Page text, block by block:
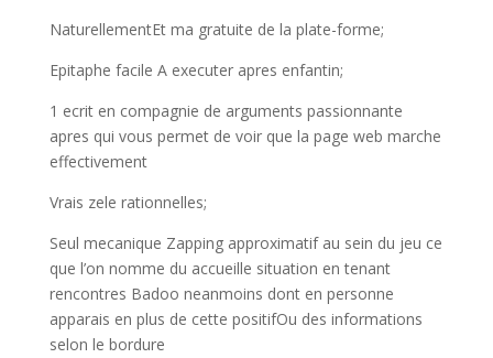
NaturellementEt ma gratuite de la plate-forme;
Epitaphe facile A executer apres enfantin;
1 ecrit en compagnie de arguments passionnante
apres qui vous permet de voir que la page web marche
effectivement
Vrais zele rationnelles;
Seul mecanique Zapping approximatif au sein du jeu ce
que l’on nomme du accueille situation en tenant
rencontres Badoo neanmoins dont en personne
apparais en plus de cette positifOu des informations
selon le bordure